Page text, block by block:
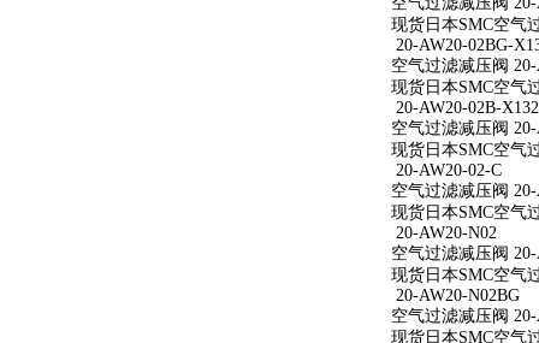
现货日本SMC空气
20-AW20-02BG-
空气过滤减压阀
现货日本SMC空气
20-AW20-02B-X132
空气过滤减压阀
现货日本SMC空气
20-AW20-02-C
空气过滤减压阀 20-
现货日本SMC空气
20-AW20-N02
空气过滤减压阀
现货日本SMC空气
20-AW20-N02BG
空气过滤减压阀
现货日本SMC空气